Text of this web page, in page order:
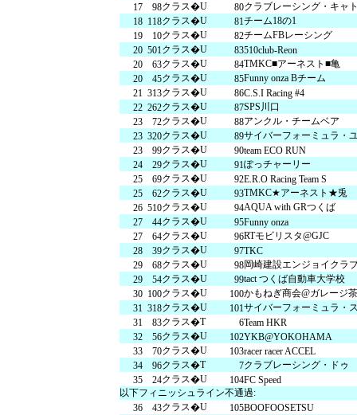
17
98クラス�U 80クラブレーシング・キャ
18 118クラス�U 81チーム18の1
19
10クラス�U 82チームFBレーシング
20 501クラス�U 83510club-Reon
20
63クラス�U 84TMKC■アーネスト■亀
20
45クラス�U 85Funny onza Bチーム
21 313クラス�U 86C.S.I Racing #4
22 262クラス�U 87SPS川口
23
72クラス�U 88アンクル・チームベア
23 320クラス�U 89サイバーフォーミュラ・
23
99クラス�U 90team ECO RUN
24
29クラス�U 91ぽっチャーリー
25
69クラス�U 92E.R.O Racing Team S
25
62クラス�U 93TMKC★アーネスト★兎
26 510クラス�U 94AQUA with GRつくば
27
44クラス�U 95Funny onza
27
64クラス�U 96RTモビリスタ@GJC
28
39クラス�U 97TKC
29
68クラス�U 98岡崎建設エンジョイクラ
29
54クラス�U 99tact つくば自動車大学校
30 100クラス�U 100かもねぎ商会@ガレージ
31 318クラス�U 101サイバーフォーミュラ・
31
83クラス�T 6Team HKR
32
56クラス�U 102YKB@YOKOHAMA
33
70クラス�U 103racer racer ACCEL
34
96クラス�T 7クラブレーシング・ドゥ
35
24クラス�U 104FC Speed
以下フィニッシュライン不通過:
36
43クラス�U 105BOOFOOSETSU